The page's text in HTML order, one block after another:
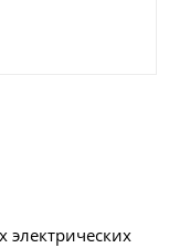
электрических